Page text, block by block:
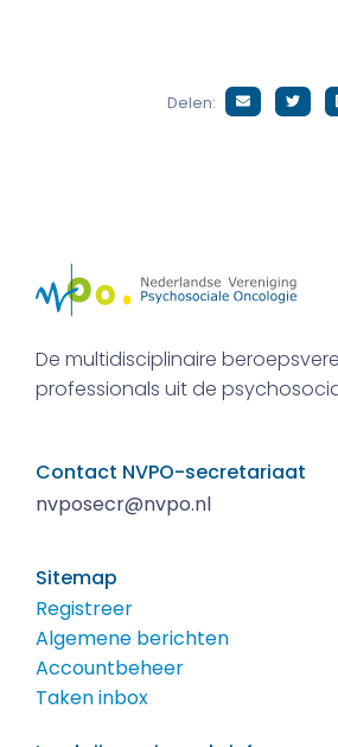
Delen:
De multidisciplinaire
professionals uit de
Contact NVPO-secretariaat
nvposecr@nvpo.nl
Sitemap
Registreer
Algemene berichten
Accountbeheer
Taken inbox